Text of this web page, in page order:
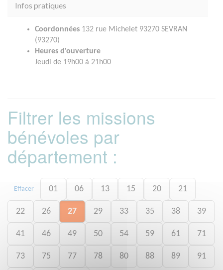
Infos pratiques
Coordonnées 132 rue Michelet 93270 SEVRAN
(93270)
Heures d'ouverture
Jeudi de 19h00 à 21h00
Filtrer les missions
bénévoles par
département :
Effacer 01 06 13 15 20 21
22 26 27 29 33 35 38 39
41 46 49 50 54 59 61 71
73 75 77 78 80 88 89 91